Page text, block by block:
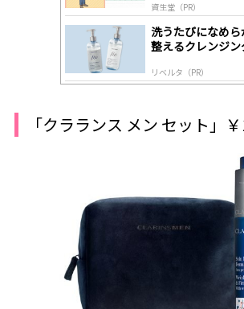
資生堂（PR）
洗うたびになめ
整えるクレンジン
リベルタ（PR）
「クラランス メン セット」